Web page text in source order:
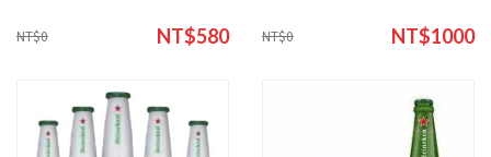
NT$0 NT$580 NT$0 NT$1000